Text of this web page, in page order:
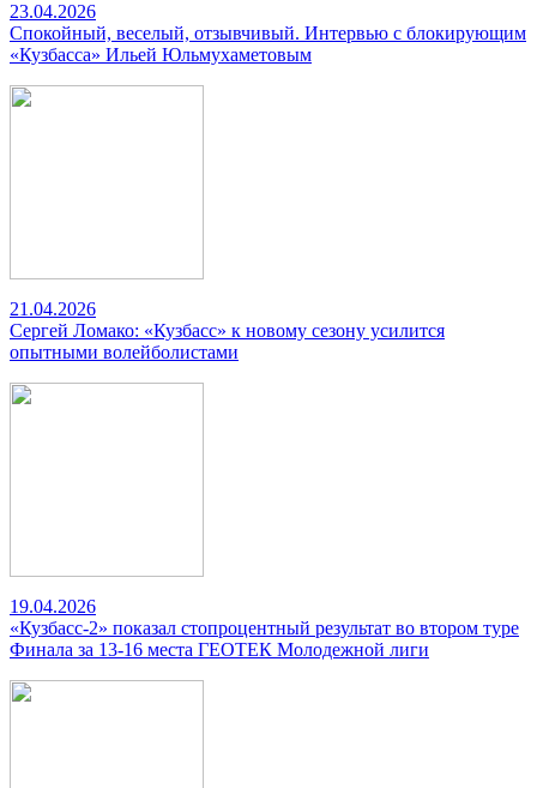
23.04.2026
Спокойный, веселый, отзывчивый. Интервью с блокирующим
«Кузбасса» Ильей Юльмухаметовым
21.04.2026
Сергей Ломако: «Кузбасс» к новому сезону усилится
опытными волейболистами
19.04.2026
«Кузбасс-2» показал стопроцентный результат во втором туре
Финала за 13-16 места ГЕОТЕК Молодежной лиги